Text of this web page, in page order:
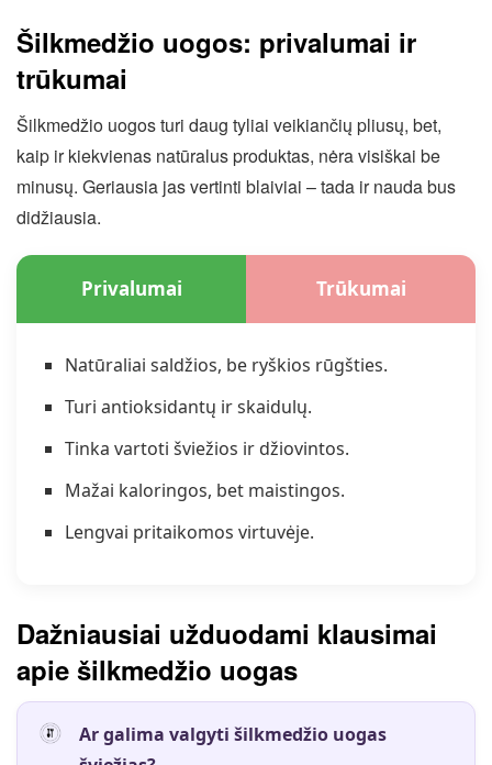
Šilkmedžio uogos: privalumai ir
trūkumai
Šilkmedžio uogos turi daug tyliai veikiančių pliusų, bet,
kaip ir kiekvienas natūralus produktas, nėra visiškai be
minusų. Geriausia jas vertinti blaiviai – tada ir nauda bus
didžiausia.
Privalumai Trūkumai
Natūraliai saldžios, be ryškios rūgšties.
Turi antioksidantų ir skaidulų.
Tinka vartoti šviežios ir džiovintos.
Mažai kaloringos, bet maistingos.
Lengvai pritaikomos virtuvėje.
Dažniausiai užduodami klausimai
apie šilkmedžio uogas
Ar galima valgyti šilkmedžio uogas